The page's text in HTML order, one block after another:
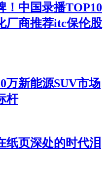
！中国录播TOP10
厂商推荐itc保伦股
万新能源SUV市场
杆
纸页深处的时代泪